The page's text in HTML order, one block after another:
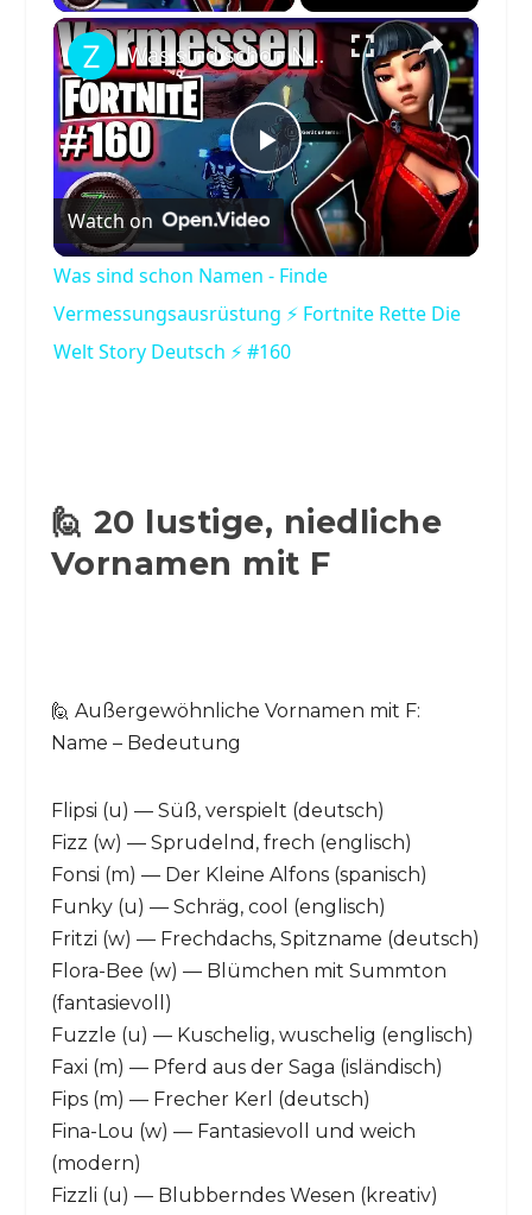
×
Play
Video
Was sind schon Namen - Finde Vermessungsausrüstung ⚡ Fortnite Rette Die Welt Story Deutsch ⚡ #160
Watch on
Was sind schon Namen - Finde
Vermessungsausrüstung ⚡ Fortnite Rette Die
Welt Story Deutsch ⚡ #160
🙋 20 lustige, niedliche
Vornamen mit F
🙋 Außergewöhnliche Vornamen mit F:
Name – Bedeutung
Flipsi (u) — Süß, verspielt (deutsch)
Fizz (w) — Sprudelnd, frech (englisch)
Fonsi (m) — Der Kleine Alfons (spanisch)
Funky (u) — Schräg, cool (englisch)
Fritzi (w) — Frechdachs, Spitzname (deutsch)
Flora-Bee (w) — Blümchen mit Summton
(fantasievoll)
Fuzzle (u) — Kuschelig, wuschelig (englisch)
Faxi (m) — Pferd aus der Saga (isländisch)
Fips (m) — Frecher Kerl (deutsch)
Fina-Lou (w) — Fantasievoll und weich
(modern)
Fizzli (u) — Blubberndes Wesen (kreativ)